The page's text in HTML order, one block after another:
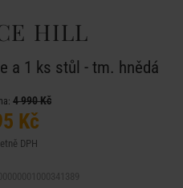
HILL
a 1 ks stůl - tm. hnědá
4 990 Kč
Kč
DPH